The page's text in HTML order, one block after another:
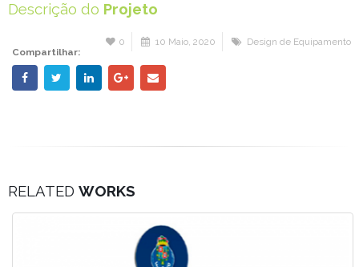
Descrição do Projeto
0 10 Maio, 2020
Design de Equipamento
Compartilhar:
RELATED WORKS